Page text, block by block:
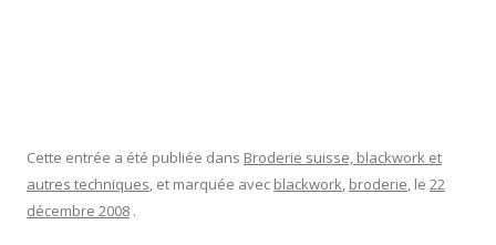
Cette entrée a été publiée dans Broderie suisse, blackwork et
autres techniques, et marquée avec blackwork, broderie, le 22
décembre 2008 .